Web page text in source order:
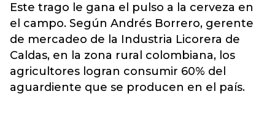
Este trago le gana el pulso a la cerveza en
el campo. Según Andrés Borrero, gerente
de mercadeo de la Industria Licorera de
Caldas, en la zona rural colombiana, los
agricultores logran consumir 60% del
aguardiente que se producen en el país.